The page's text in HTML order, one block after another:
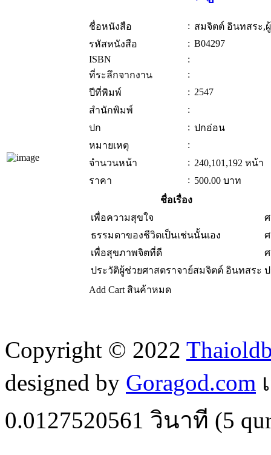
ชื่อหนังสือ : สมจิตต์ อินทสระ,
รหัสหนังสือ
: B04297
ISBN
:
ที่ระลึกจากงาน
:
ปีที่พิมพ์
: 2547
สำนักพิมพ์
:
ปก
: ปกอ่อน
หมายเหตุ
:
จำนวนหน้า
: 240,101,192 หน้า
ราคา
: 500.00 บาท
ชื่อเรื่อง
เพื่อความสุขใจ
ธรรมดาของชีวิตเป็นเช่นนั้นเอง
เพื่อสุขภาพจิตที่ดี
ประวัติผู้ช่วยศาสตราจาย์สมจิตต์ อินทสระ
Add Cart สินค้าหมด
Copyright © 2022
designed by Goragod.com
0.0127520561 วินาที (5